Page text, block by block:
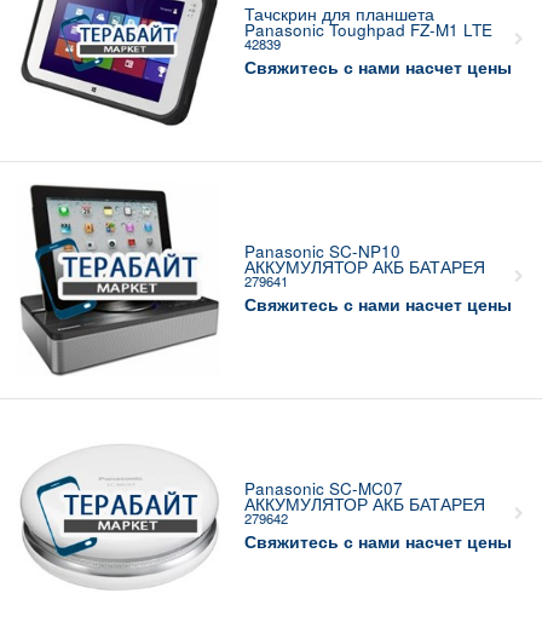
Тачскрин для планшета
Panasonic Toughpad FZ-M1 LTE
42839
Свяжитесь с нами насчет цены
Panasonic SC-NP10
АККУМУЛЯТОР АКБ БАТАРЕЯ
279641
Свяжитесь с нами насчет цены
Panasonic SC-MC07
АККУМУЛЯТОР АКБ БАТАРЕЯ
279642
Свяжитесь с нами насчет цены